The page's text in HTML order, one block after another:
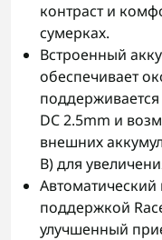
контраст и
сумерках.
Встроенный
обеспечивает
поддерживается
DC 2.5mm и
внешних
В) для
Автоматический
поддержкой
улучшенный